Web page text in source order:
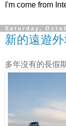
I'm come from
Saturday,
新的遠遊
多年沒有的長假